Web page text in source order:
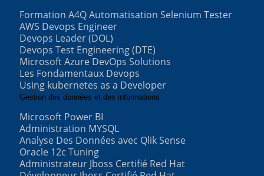
Formation A4Q Automatisation Selenium Tester
AWS Devops Engineer
Devops Leader (DOL)
Devops Test Engineering (DTE)
Microsoft Azure DevOps Solutions
Les Fondamentaux Devops
Using kubernetes as a Developer
Gestion des données et des informations
Microsoft Power BI
Administration MYSQL
Analyse Des Données avec Qlik Sense
Oracle 12c Tuning
Administrateur Jboss Certifié Red Hat